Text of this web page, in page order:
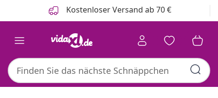
Kostenloser Versand ab 70 €